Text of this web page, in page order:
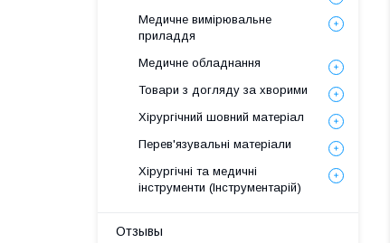
Медичне вимірювальне
приладдя
Медичне обладнання
Товари з догляду за хворими
Хірургічний шовний матеріал
Перев'язувальні матеріали
Хірургічні та медичні
інструменти (Інструментарій)
Отзывы